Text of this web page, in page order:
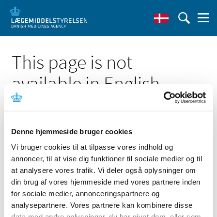
Denne hjemmeside bruger cookies
Vi bruger cookies til at tilpasse vores indhold og
annoncer, til at vise dig funktioner til sociale medier og til
at analysere vores trafik. Vi deler også oplysninger om
din brug af vores hjemmeside med vores partnere inden
for sociale medier, annonceringspartnere og
analysepartnere. Vores partnere kan kombinere disse
This page is not
available in English
Click here to see the Danish page 'MagNA Pure 24
System'
Go to English frontpage